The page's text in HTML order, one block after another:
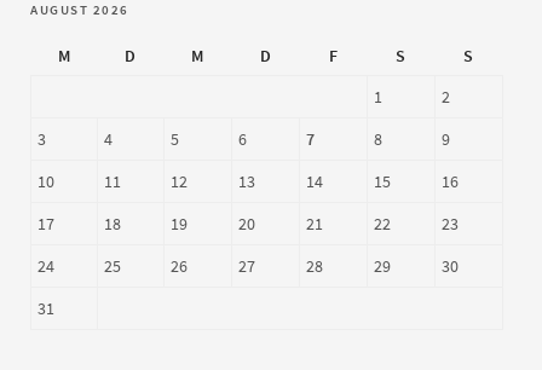
AUGUST 2026
M D M D F S
S
1
2
3
4 5 6 7 8
9
10
11 12 13 14 15
16
17
18 19 20 21 22
23
24
25 26 27 28 29
30
31